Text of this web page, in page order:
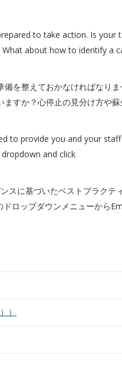
to take action. Is your
about how to identify a
を整えておかなければなり
すか？心停止の見分け方や蘇
to provide you and your
and click
スに基づいたベストプラクテ
ロップダウンメニューから
）